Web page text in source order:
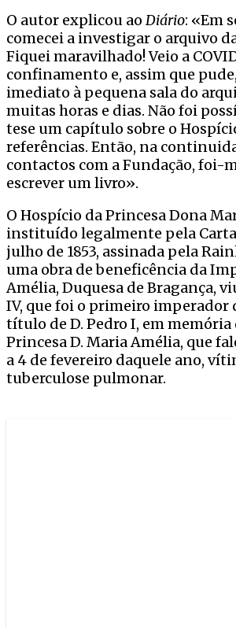
O autor explicou ao Diário: «Em
comecei a investigar o arquivo
Fiquei maravilhado! Veio a
confinamento e, assim que
imediato à pequena sala do
muitas horas e dias. Não foi
tese um capítulo sobre o
referências. Então, na
contactos com a Fundação, foi-
escrever um livro».
O Hospício da Princesa Dona
instituído legalmente pela Carta
julho de 1853, assinada pela
uma obra de beneficência da
Amélia, Duquesa de Bragança,
IV, que foi o primeiro imperador
título de D. Pedro I, em memória
Princesa D. Maria Amélia, que
a 4 de fevereiro daquele ano,
tuberculose pulmonar.